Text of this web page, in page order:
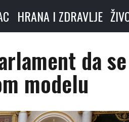
HRANA I ZDRAVLJE
da se
modelu